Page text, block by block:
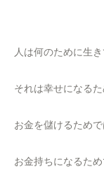
人は何のために生
それは幸せになるた
お金を儲けるためで
お金持ちになるため